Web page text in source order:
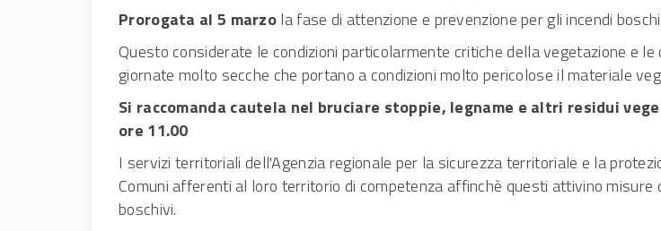
Prorogata al 5 marzola fase di attenzione e prevenzione per gli incendi
Questo considerate le condizioni particolarmente critiche della vegetazione e
giornate molto secche che portano a condizioni molto pericolose il materiale
Si raccomanda cautela nel bruciare stoppie, legname e altri residui
ore 11.00
I servizi territoriali dell'Agenzia regionale per la sicurezza territoriale e la
Comuni afferenti al loro territorio di competenza affinchè questi attivino
boschivi.